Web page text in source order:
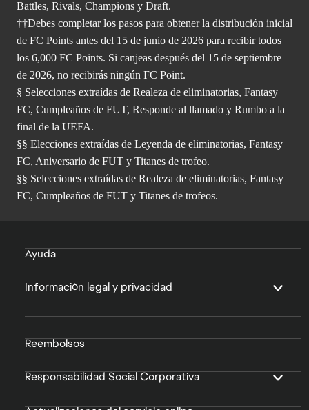
Battles, Rivals, Champions y Draft.
††Debes completar los pasos para obtener la distribución inicial
de FC Points antes del 15 de junio de 2026 para recibir todos
los 6,000 FC Points. Si canjeas después del 15 de septiembre
de 2026, no recibirás ningún FC Point.
§ Selecciones extraídas de Realeza de eliminatorias, Fantasy
FC, Cumpleaños de FUT, Responde al llamado y Rumbo a la
final de la UEFA.
§§ Elecciones extraídas de Leyenda de eliminatorias, Fantasy
FC, Aniversario de FUT y Titanes de trofeo.
§§ Selecciones extraídas de Realeza de eliminatorias, Fantasy
FC, Cumpleaños de FUT y Titanes de trofeos.
Ayuda
Información legal y privacidad
Reembolsos
Responsabilidad Social Corporativa